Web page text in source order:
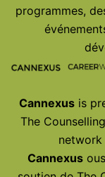
programmes,
Cannexusis
The
Cannexus